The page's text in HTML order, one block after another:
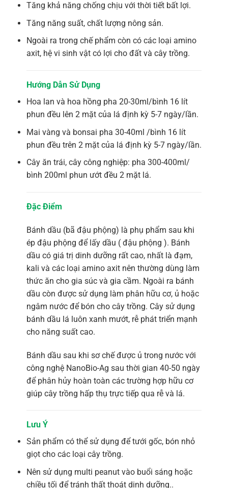
Tăng khả năng chống chịu với thời tiết bất lợi.
Tăng năng suất, chất lượng nông sản.
Ngoài ra trong chế phẩm còn có các loại amino
axit, hệ vi sinh vật có lợi cho đất và cây trồng.
Hướng Dẫn Sử Dụng
Hoa lan và hoa hồng pha 20-30ml/bình 16 lít
phun đều lên 2 mặt của lá định kỳ 5-7 ngày/lần.
Mai vàng và bonsai pha 30-40ml /bình 16 lít
phun đều trên 2 mặt của lá định kỳ 5-7 ngày/lần.
Cây ăn trái, cây công nghiệp: pha 300-400ml/
bình 200ml phun ướt đều 2 mặt lá.
Đặc Điểm
Bánh dầu (bã đậu phộng) là phụ phẩm sau khi
ép đậu phộng để lấy dầu ( đậu phộng ). Bánh
dầu có giá trị dinh dưỡng rất cao, nhất là đạm,
kali và các loại amino axit nên thường dùng làm
thức ăn cho gia súc và gia cầm. Ngoài ra bánh
dầu còn được sử dụng làm phân hữu cơ, ủ hoặc
ngâm nước để bón cho cây trồng. Cây sử dụng
bánh dầu lá luôn xanh mướt, rễ phát triển mạnh
cho năng suất cao.
Bánh dầu sau khi sơ chế được ủ trong nước với
công nghệ NanoBio-Ag sau thời gian 40-50 ngày
để phân hủy hoàn toàn các trường hợp hữu cơ
giúp cây trồng hấp thụ trực tiếp qua rễ và lá.
Lưu Ý
Sản phẩm có thể sử dụng để tưới gốc, bón nhỏ
giọt cho các loại cây trồng.
Nên sử dụng multi peanut vào buổi sáng hoặc
chiều tối để tránh thất thoát dinh dưỡng..